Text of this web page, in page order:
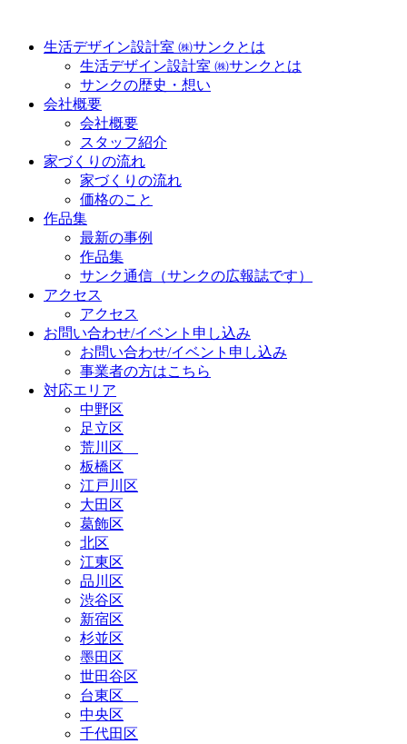
生活デザイン設計室 ㈱サンクとは
生活デザイン設計室 ㈱サンクとは
サンクの歴史・想い
会社概要
会社概要
スタッフ紹介
家づくりの流れ
家づくりの流れ
価格のこと
作品集
最新の事例
作品集
サンク通信（サンクの広報誌です）
アクセス
アクセス
お問い合わせ/イベント申し込み
お問い合わせ/イベント申し込み
事業者の方はこちら
対応エリア
中野区
足立区
荒川区
板橋区
江戸川区
大田区
葛飾区
北区
江東区
品川区
渋谷区
新宿区
杉並区
墨田区
世田谷区
台東区
中央区
千代田区